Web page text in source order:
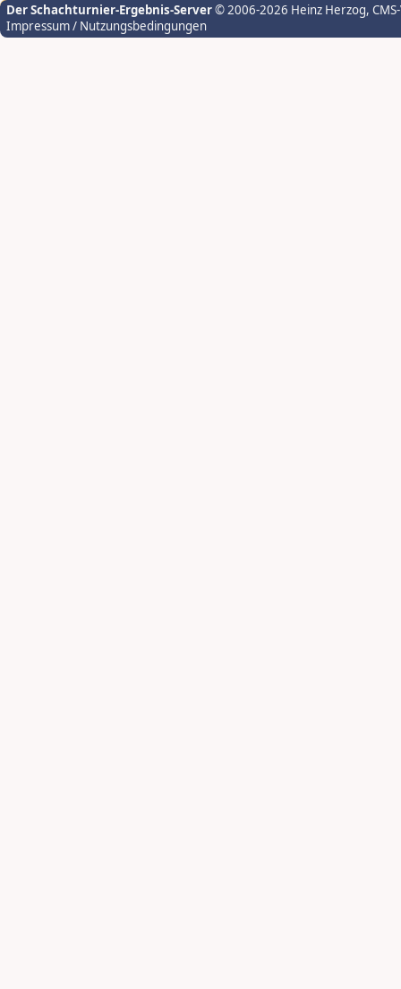
Der Schachturnier-Ergebnis-Server© 2006-2026 Heinz Herzog,
Impressum / Nutzungsbedingungen